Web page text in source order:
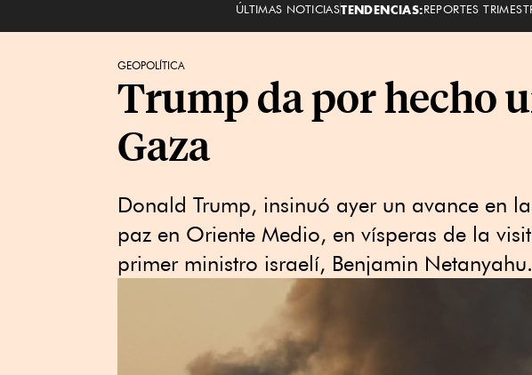
ÚLTIMAS NOTICIASTENDENCIAS:REPORTES
GEOPOLÍTICA
Trump da por hecho
Gaza
Donald Trump, insinuó ayer un avance en
paz en Oriente Medio, en vísperas de la
primer ministro israelí, Benjamin Netanyahu.